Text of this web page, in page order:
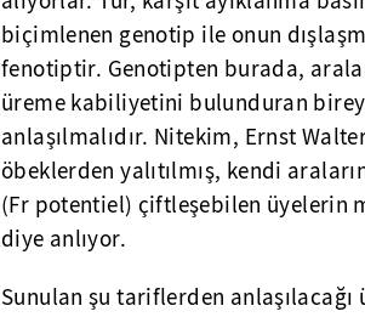
biçimlenen genotip ile onun
fenotiptir. Genotipten burada,
üreme kabiliyetini bulunduran
anlaşılmalıdır. Nitekim, Ernst
öbeklerden yalıtılmış, kendi
(Fr potentiel) çiftleşebilen
diye anlıyor.
Sunulan şu tariflerden